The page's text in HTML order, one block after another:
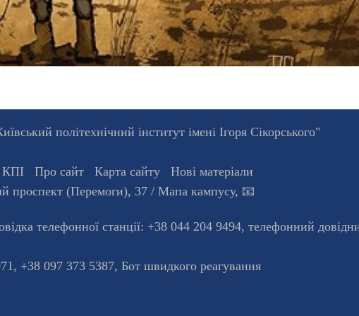
політехнічний інститут імені Ігоря Сікорського"
КПІ Про сайт Карта сайту
Нові матеріали
проспект (Перемоги), 37 / Мапа кампусу, 📧
телефонної станцiї: +38 044 204 9494, телефонний
+38 097 373 5387, Бот швидкого реагування